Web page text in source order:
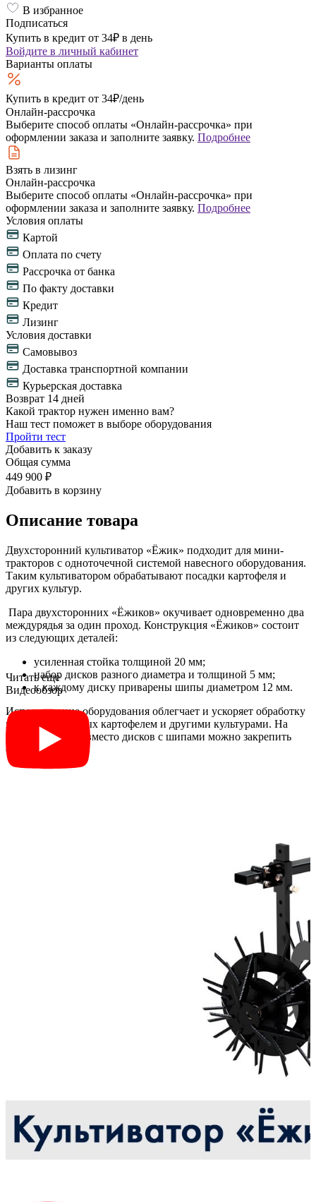
В избранное
Подписаться
Купить в кредит от 34₽ в день
Войдите в личный кабинет
Варианты оплаты
Купить в кредит от 34₽/день
Онлайн-рассрочка
Выберите способ оплаты «Онлайн-рассрочка» при
оформлении заказа и заполните заявку. Подробнее
Взять в лизинг
Онлайн-рассрочка
Выберите способ оплаты «Онлайн-рассрочка» при
оформлении заказа и заполните заявку. Подробнее
Условия оплаты
Картой
Оплата по счету
Рассрочка от банка
По факту доставки
Кредит
Лизинг
Условия доставки
Самовывоз
Доставка транспортной компании
Курьерская доставка
Возврат 14 дней
Какой трактор нужен именно вам?
Наш тест поможет в выборе оборудования
Пройти тест
Добавить к заказу
Общая сумма
449 900 ₽
Добавить в корзину
Описание товара
Двухсторонний культиватор «Ёжик» подходит для мини-
тракторов с одноточечной системой навесного оборудования.
Таким культиватором обрабатывают посадки картофеля и
других культур.
Пара двухсторонних «Ёжиков» окучивает одновременно два
междурядья за один проход. Конструкция «Ёжиков» состоит
из следующих деталей:
усиленная стойка толщиной 20 мм;
набор дисков разного диаметра и толщиной 5 мм;
к каждому диску приварены шипы диаметром 12 мм.
Использование оборудования облегчает и ускоряет обработку
полей, засаженных картофелем и другими культурами. На
двойной сцепке вместо дисков с шипами можно закрепить
окучники.
Читать еще
Видеообзор